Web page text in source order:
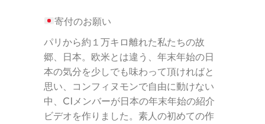
寄付のお願い
パリから約１万キロ離れた私たちの故
郷、日本。欧米とは違う、年末年始の日
本の気分を少しでも味わって頂ければと
思い、コンフィヌモンで自由に動けない
中、CIメンバーが日本の年末年始の紹介
ビデオを作りました。素人の初めての作